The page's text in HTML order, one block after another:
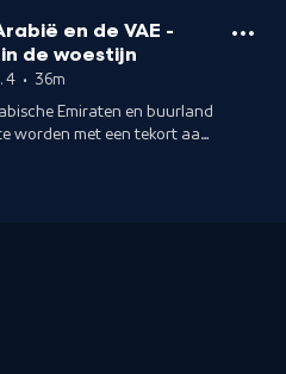
en de VAE -
de woestijn
4 • 36m
Emiraten en buurland
worden met een tekort aan